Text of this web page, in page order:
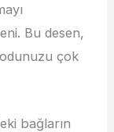
Bu desen,
çok
bağların